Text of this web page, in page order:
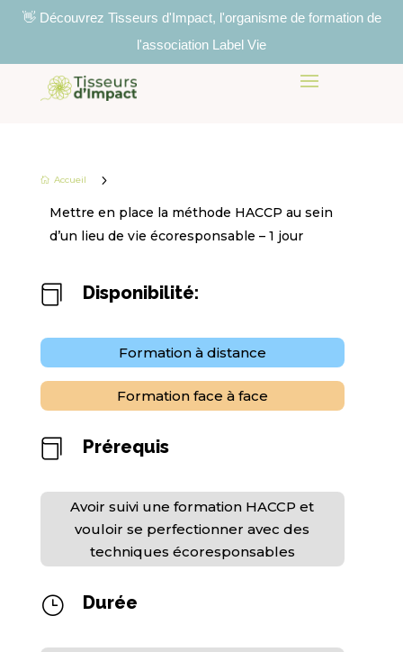
👋 Découvrez Tisseurs d'Impact, l'organisme de formation de
l'association Label Vie
 Accueil
5
Mettre en place la méthode HACCP au sein
d’un lieu de vie écoresponsable – 1 jour
 Disponibilité:
Formation à distance
Formation face à face
 Prérequis
Avoir suivi une formation HACCP et
vouloir se perfectionner avec des
techniques écoresponsables
} Durée